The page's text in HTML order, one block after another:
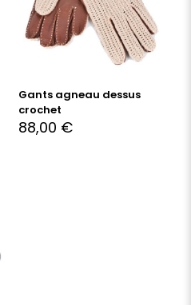
Gants agneau dessus
crochet
88,00 €